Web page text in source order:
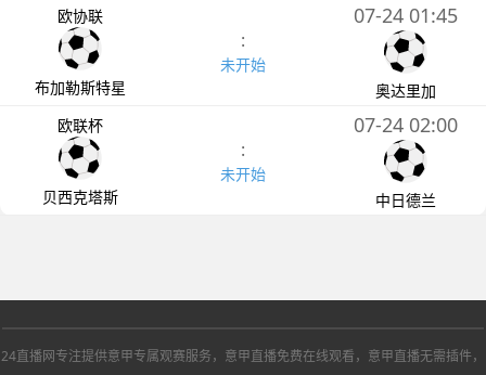
欧协联
布加勒斯特星
:
未开始
07-24 01:45
奥达里加
欧联杯
贝西克塔斯
:
未开始
07-24 02:00
中日德兰
24直播网专注提供意甲专属观赛服务，意甲直播免费在线观看，意甲直播无需插件，